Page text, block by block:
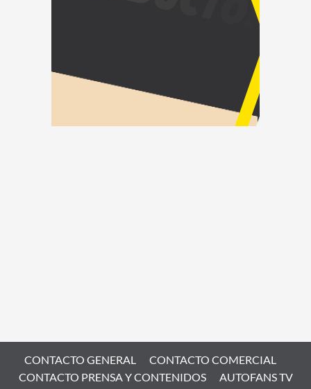
CONTACTO GENERAL
CONTACTO COMERCIAL
CONTACTO PRENSA Y CONTENIDOS
AUTOFANS TV